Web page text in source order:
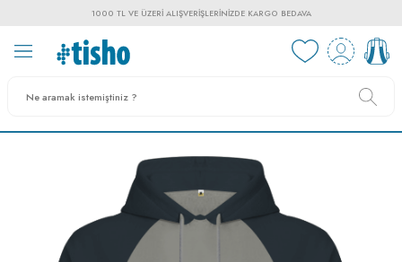
1000 TL VE ÜZERI ALIŞVERIŞLERINIZDE KARGO BEDAVA